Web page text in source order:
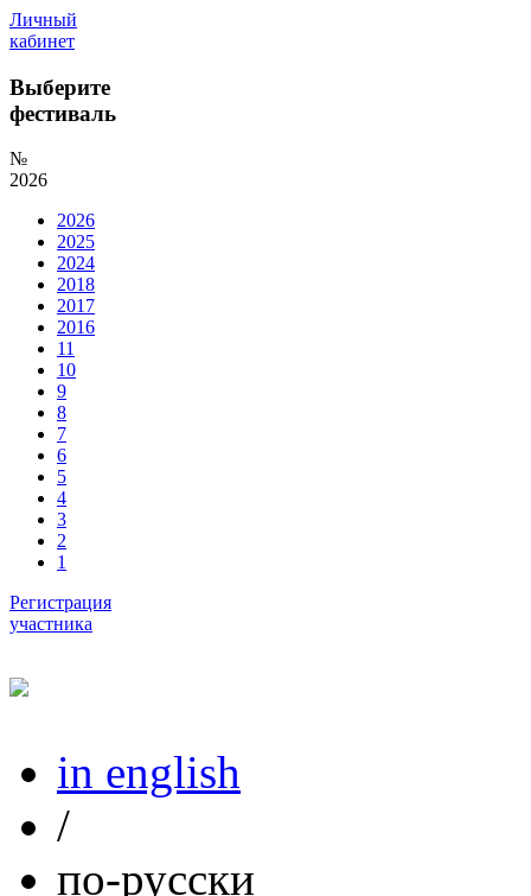
Личный
кабинет
Выберите
фестиваль
№
2026
2026
2025
2024
2018
2017
2016
11
10
9
8
7
6
5
4
3
2
1
Регистрация
участника
in english
/
по-русски